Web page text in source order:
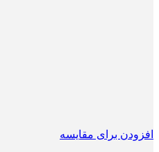
افزودن برای مقایسه